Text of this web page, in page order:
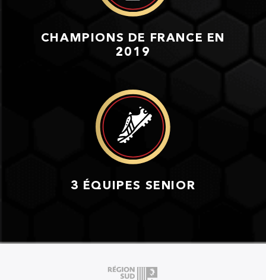
CHAMPIONS DE FRANCE EN
2019
3 ÉQUIPES SENIOR